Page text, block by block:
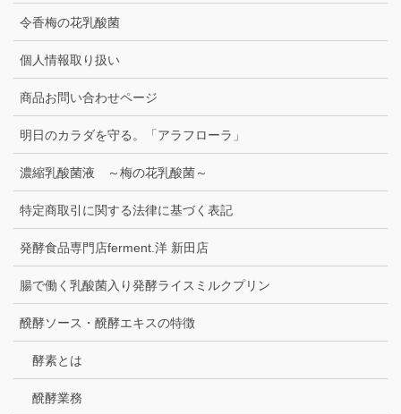
令香梅の花乳酸菌
個人情報取り扱い
商品お問い合わせページ
明日のカラダを守る。「アラフローラ」
濃縮乳酸菌液 ～梅の花乳酸菌～
特定商取引に関する法律に基づく表記
発酵食品専門店ferment.洋 新田店
腸で働く乳酸菌入り発酵ライスミルクプリン
醗酵ソース・醗酵エキスの特徴
酵素とは
醗酵業務